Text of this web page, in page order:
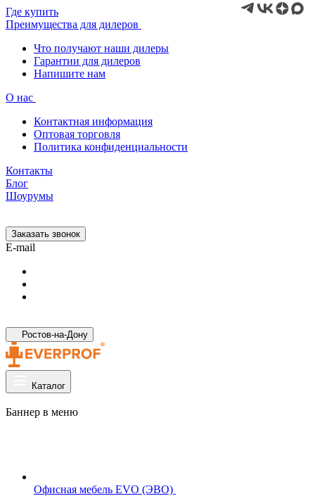
Где купить
Преимущества для дилеров
Что получают наши дилеры
Гарантии для дилеров
Напишите нам
О нас
Контактная информация
Оптовая торговля
Политика конфиденциальности
Контакты
Блог
Шоурумы
Заказать звонок
E-mail
Ростов-на-Дону
Каталог
Баннер в меню
Офисная мебель EVO (ЭВО)